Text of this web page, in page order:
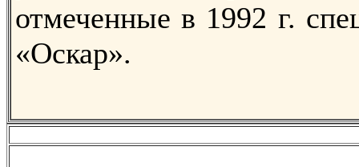
отмеченные в 1992 г.
«Оскар».